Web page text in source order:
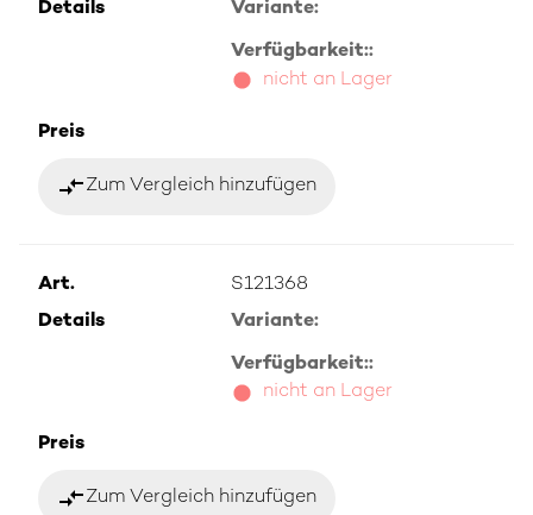
Details
Variante:
Verfügbarkeit::
nicht an Lager
Preis
compare_arrowsZum Vergleich hinzufügen
Art.
S121368
Details
Variante:
Verfügbarkeit::
nicht an Lager
Preis
compare_arrowsZum Vergleich hinzufügen